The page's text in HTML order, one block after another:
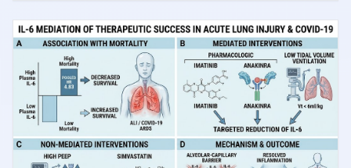
イロメトリー実施が困難な集団に有用である。